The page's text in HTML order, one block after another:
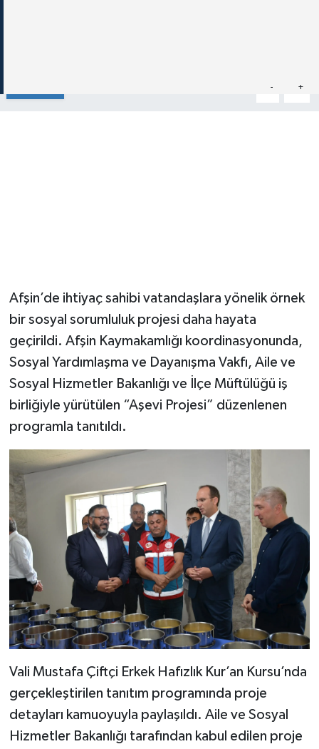
- +
Afşin’de ihtiyaç sahibi vatandaşlara yönelik örnek
bir sosyal sorumluluk projesi daha hayata
geçirildi. Afşin Kaymakamlığı koordinasyonunda,
Sosyal Yardımlaşma ve Dayanışma Vakfı, Aile ve
Sosyal Hizmetler Bakanlığı ve İlçe Müftülüğü iş
birliğiyle yürütülen “Aşevi Projesi” düzenlenen
programla tanıtıldı.
Vali Mustafa Çiftçi Erkek Hafızlık Kur’an Kursu’nda
gerçekleştirilen tanıtım programında proje
detayları kamuoyuyla paylaşıldı. Aile ve Sosyal
Hizmetler Bakanlığı tarafından kabul edilen proje